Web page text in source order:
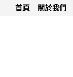
首頁 關於我們